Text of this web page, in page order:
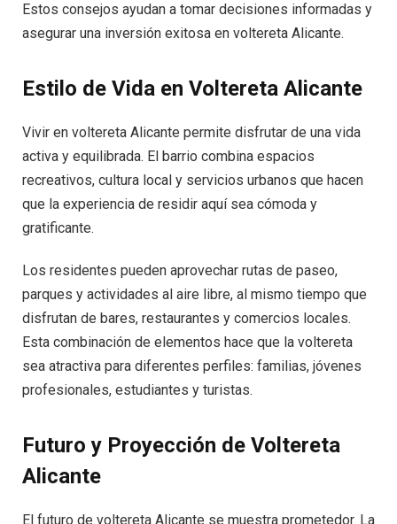
Estos consejos ayudan a tomar decisiones informadas y
asegurar una inversión exitosa en voltereta Alicante.
Estilo de Vida en Voltereta Alicante
Vivir en voltereta Alicante permite disfrutar de una vida
activa y equilibrada. El barrio combina espacios
recreativos, cultura local y servicios urbanos que hacen
que la experiencia de residir aquí sea cómoda y
gratificante.
Los residentes pueden aprovechar rutas de paseo,
parques y actividades al aire libre, al mismo tiempo que
disfrutan de bares, restaurantes y comercios locales.
Esta combinación de elementos hace que la voltereta
sea atractiva para diferentes perfiles: familias, jóvenes
profesionales, estudiantes y turistas.
Futuro y Proyección de Voltereta
Alicante
El futuro de voltereta Alicante se muestra prometedor. La